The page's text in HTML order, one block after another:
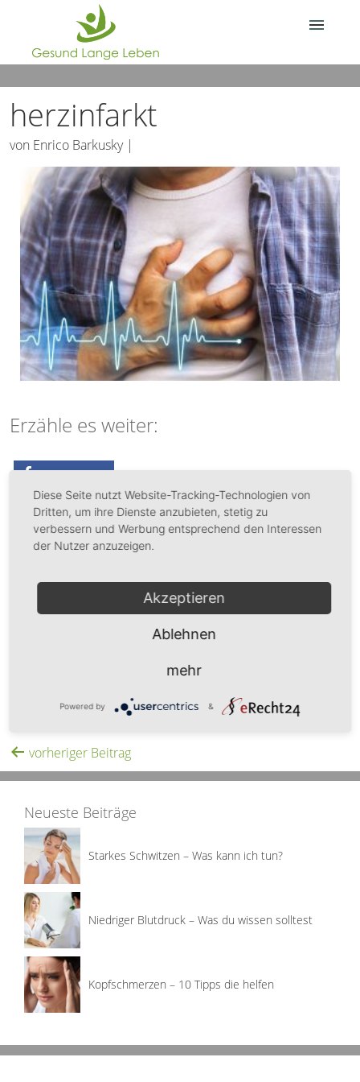
Deine Frage?
herzinfarkt
von Enrico Barkusky|
Erzähle es weiter:
Das könnte Dich auch interessieren:
Mach den „5-Punkte-Test“ – Wie sicher bist du
abnehmen!
vorheriger Beitrag
Neueste Beiträge
Starkes Schwitzen – Was kann ich tun?
Niedriger Blutdruck – Was du wissen solltest
Kopfschmerzen – 10 Tipps die helfen
Diese Seite nutzt Website-Tracking-Technologien von
Dritten, um ihre Dienste anzubieten, stetig zu
verbessern und Werbung entsprechend den Interessen
der Nutzer anzuzeigen.
Akzeptieren
Ablehnen
mehr
Powered by &